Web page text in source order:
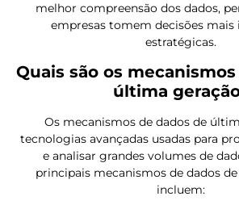
melhor compreensão dos dados,
empresas tomem decisões mais
estratégicas.
Quais são os
última
Os mecanismos de dados de
tecnologias avançadas usadas para
e analisar grandes volumes de
principais mecanismos de dados
incluem: